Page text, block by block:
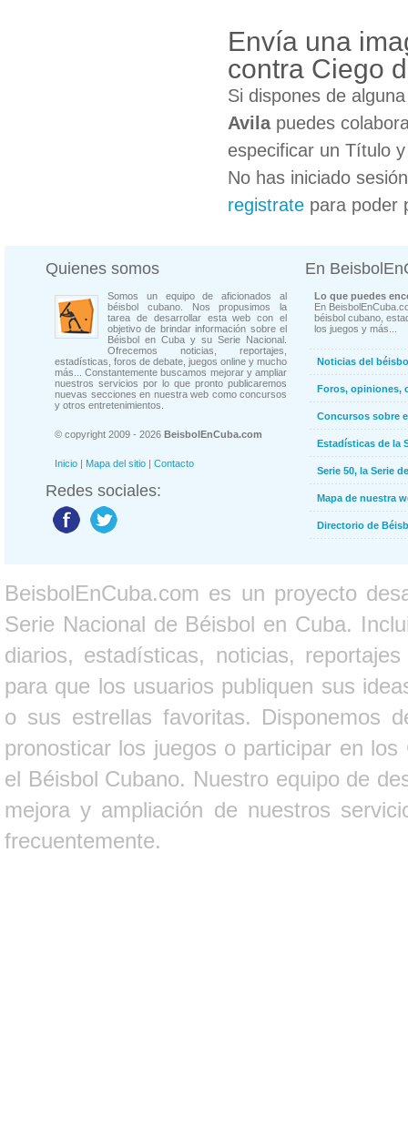
Envía una
contra Ciego
Si dispones de
Avilapuedes
especificar un Título
No has iniciado
registrate para poder
Quienes somos
Somos un equipo de aficionados al
béisbol cubano. Nos propusimos la
tarea de desarrollar esta web con el
objetivo de brindar información sobre el
Béisbol en Cuba y su Serie Nacional.
Ofrecemos noticias, reportajes,
estadísticas, foros de debate, juegos online y mucho
más... Constantemente buscamos mejorar y ampliar
nuestros servicios por lo que pronto publicaremos
nuevas secciones en nuestra web como concursos
y otros entretenimientos.
© copyright 2009 - 2026 BeisbolEnCuba.com
Inicio | Mapa del sitio | Contacto
Redes sociales:
En
Lo que puedes
En
béisbol cubano,
los juegos y más...
Noticias del
Foros, opiniones,
Concursos sobre
Estadísticas de la
Serie 50, la Serie
Mapa de nuestra
Directorio de
BeisbolEnCuba.com es un proyecto
Serie Nacional de Béisbol en Cuba.
diarios, estadísticas, noticias,
para que los usuarios publiquen sus
o sus estrellas favoritas. Disponemos
pronosticar los juegos o participar en
el Béisbol Cubano. Nuestro equipo de
mejora y ampliación de nuestros
frecuentemente.